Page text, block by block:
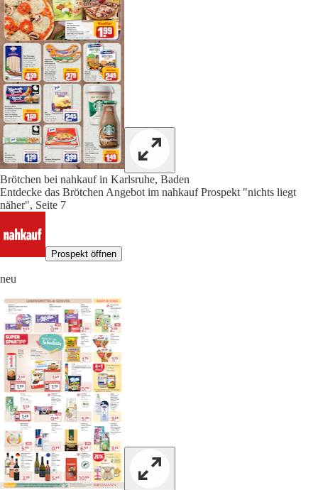
Brötchen bei nahkauf in Karlsruhe, Baden
Entdecke das Brötchen Angebot im nahkauf Prospekt "nichts liegt
näher", Seite 7
Prospekt öffnen
neu